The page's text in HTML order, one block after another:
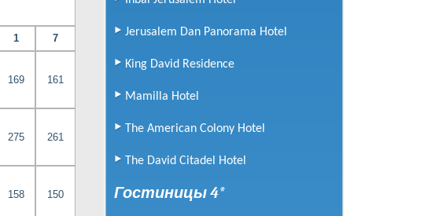
1 7
169
161
275
261
158
150
Jerusalem Dan Panorama Hotel
King David Residence
Mamilla Hotel
The American Colony Hotel
The David Citadel Hotel
Гостиницы 4*